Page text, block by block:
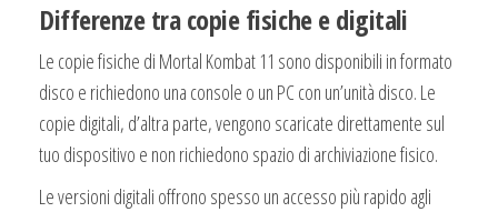
Differenze tra copie fisiche e digitali
Le copie fisiche di Mortal Kombat 11 sono disponibili in formato
disco e richiedono una console o un PC con un’unità disco. Le
copie digitali, d’altra parte, vengono scaricate direttamente sul
tuo dispositivo e non richiedono spazio di archiviazione fisico.
Le versioni digitali offrono spesso un accesso più rapido agli